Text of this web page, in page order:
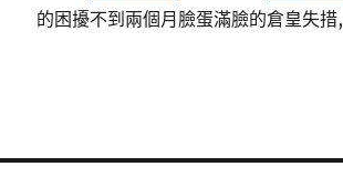
的困擾不到兩個月臉蛋滿臉的倉皇失措,